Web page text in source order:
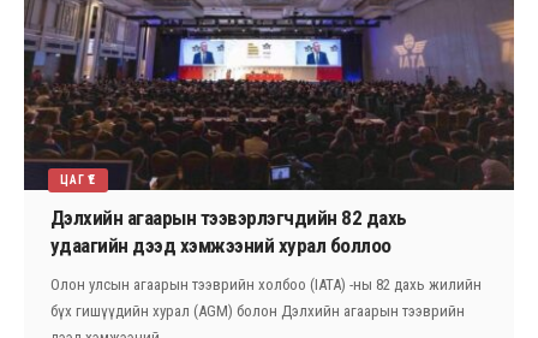
ЦАГ ҮЕ
Дэлхийн агаарын тээвэрлэгчдийн 82 дахь
удаагийн дээд хэмжээний хурал боллоо
Олон улсын агаарын тээврийн холбоо (IATA) -ны 82 дахь жилийн
бүх гишүүдийн хурал (AGM) болон Дэлхийн агаарын тээврийн